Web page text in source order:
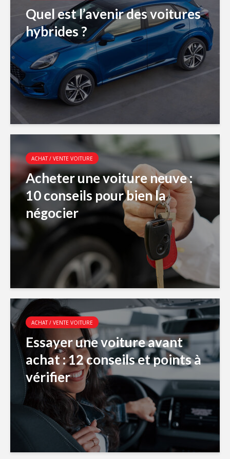
Quel est l’avenir des voitures
hybrides ?
ACHAT / VENTE VOITURE
Acheter une voiture neuve :
10 conseils pour bien la
négocier
ACHAT / VENTE VOITURE
Essayer une voiture avant
achat : 12 conseils et points à
vérifier